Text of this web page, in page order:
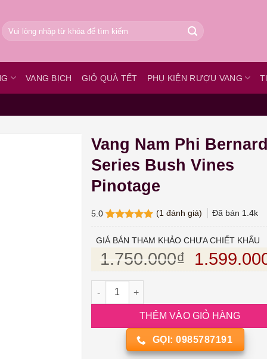
Tìm
kiếm:
VANG BỊCH GIỎ QUÀ TẾT PHỤ KIỆN RƯỢU VANG
Vang Nam Phi Bernard
Series Bush Vines
Pinotage
5.0
dựa trên
(1 đánh giá) Đã bán 1.4k
GIÁ BÁN THAM KHẢO CHƯA CHIẾT KHẤU
1.750.000₫ Giá gốc
Vang Nam Phi Bernard Series Bush Vines
THÊM VÀO GIỎ HÀNG
GỌI: 0985787191